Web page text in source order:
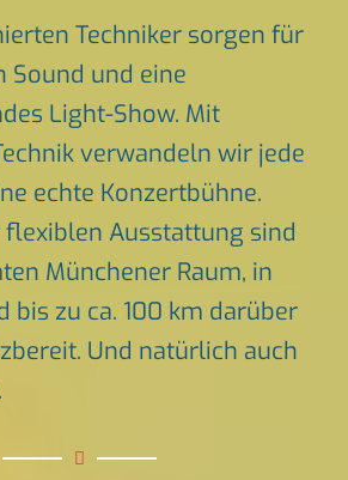
Techniker sorgen für
Sound und eine
Light-Show. Mit
verwandeln wir jede
echte Konzertbühne.
flexiblen Ausstattung sind
Münchener Raum, in
bis zu ca. 100 km darüber
Und natürlich auch